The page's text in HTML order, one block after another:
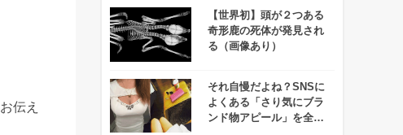
伝え
【世界初】頭が２つある
奇形鹿の死体が発見され
る（画像あり）
それ自慢だよね？SNSに
よくある「さり気にブラ
ンド物アピール」を全力